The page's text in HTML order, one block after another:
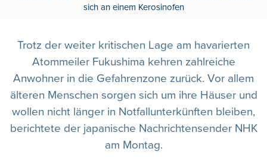
sich an einem Kerosinofen
Trotz der weiter kritischen Lage am havarierten
Atommeiler Fukushima kehren zahlreiche
Anwohner in die Gefahrenzone zurück. Vor allem
älteren Menschen sorgen sich um ihre Häuser und
wollen nicht länger in Notfallunterkünften bleiben,
berichtete der japanische Nachrichtensender NHK
am Montag.